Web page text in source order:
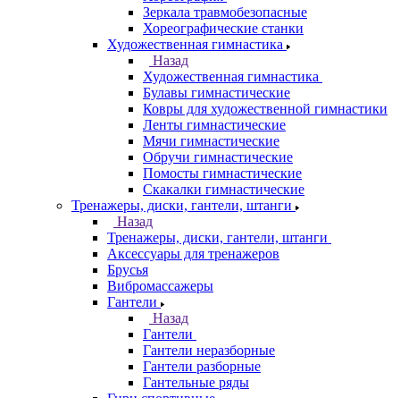
Зеркала травмобезопасные
Хореографические станки
Художественная гимнастика
Назад
Художественная гимнастика
Булавы гимнастические
Ковры для художественной гимнастики
Ленты гимнастические
Мячи гимнастические
Обручи гимнастические
Помосты гимнастические
Скакалки гимнастические
Тренажеры, диски, гантели, штанги
Назад
Тренажеры, диски, гантели, штанги
Аксессуары для тренажеров
Брусья
Вибромассажеры
Гантели
Назад
Гантели
Гантели неразборные
Гантели разборные
Гантельные ряды